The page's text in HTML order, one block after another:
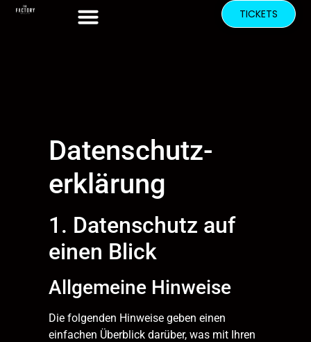
TICKETS
Datenschutz­
erklärung
1. Datenschutz auf
einen Blick
Allgemeine Hinweise
Die folgenden Hinweise geben einen
einfachen Überblick darüber, was mit Ihren